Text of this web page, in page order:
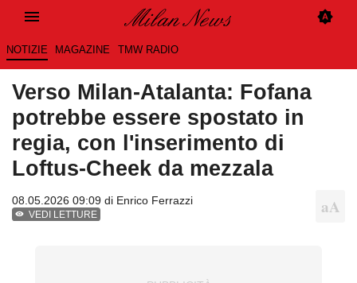
NOTIZIE MAGAZINE TMW RADIO
Verso Milan-Atalanta: Fofana
potrebbe essere spostato in
regia, con l'inserimento di
Loftus-Cheek da mezzala
08.05.2026 09:09 di Enrico Ferrazzi
VEDI LETTURE